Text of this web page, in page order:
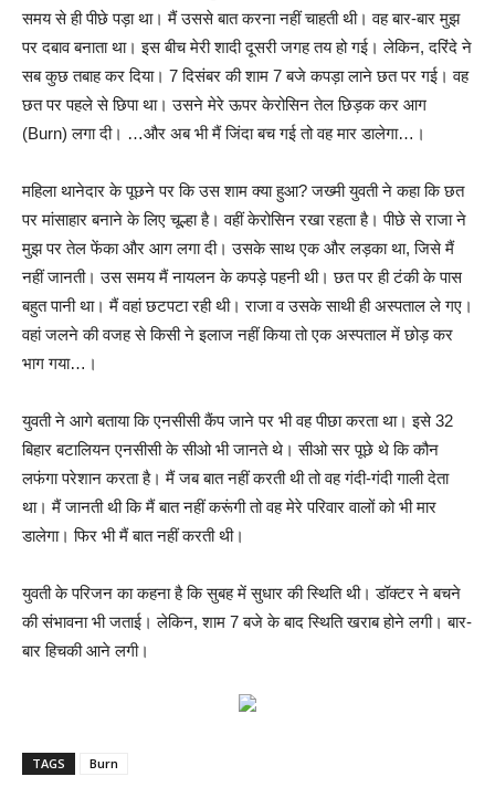
समय से ही पीछे पड़ा था। मैं उससे बात करना नहीं चाहती थी। वह बार-बार मुझ
पर दबाव बनाता था। इस बीच मेरी शादी दूसरी जगह तय हो गई। लेकिन, दरिंदे ने
सब कुछ तबाह कर दिया। 7 दिसंबर की शाम 7 बजे कपड़ा लाने छत पर गई। वह
छत पर पहले से छिपा था। उसने मेरे ऊपर केरोसिन तेल छिड़क कर आग
(Burn) लगा दी। …और अब भी मैं जिंदा बच गई तो वह मार डालेगा…।
महिला थानेदार के पूछने पर कि उस शाम क्या हुआ? जख्मी युवती ने कहा कि छत
पर मांसाहार बनाने के लिए चूल्हा है। वहीं केरोसिन रखा रहता है। पीछे से राजा ने
मुझ पर तेल फेंका और आग लगा दी। उसके साथ एक और लड़का था, जिसे मैं
नहीं जानती। उस समय मैं नायलन के कपड़े पहनी थी। छत पर ही टंकी के पास
बहुत पानी था। मैं वहां छटपटा रही थी। राजा व उसके साथी ही अस्पताल ले गए।
वहां जलने की वजह से किसी ने इलाज नहीं किया तो एक अस्पताल में छोड़ कर
भाग गया…।
युवती ने आगे बताया कि एनसीसी कैंप जाने पर भी वह पीछा करता था। इसे 32
बिहार बटालियन एनसीसी के सीओ भी जानते थे। सीओ सर पूछे थे कि कौन
लफंगा परेशान करता है। मैं जब बात नहीं करती थी तो वह गंदी-गंदी गाली देता
था। मैं जानती थी कि मैं बात नहीं करूंगी तो वह मेरे परिवार वालों को भी मार
डालेगा। फिर भी मैं बात नहीं करती थी।
युवती के परिजन का कहना है कि सुबह में सुधार की स्थिति थी। डॉक्टर ने बचने
की संभावना भी जताई। लेकिन, शाम 7 बजे के बाद स्थिति खराब होने लगी। बार-
बार हिचकी आने लगी।
TAGS Burn